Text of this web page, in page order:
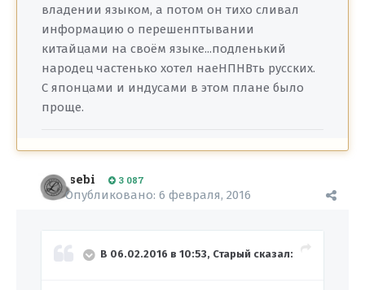
владении языком, а потом он тихо сливал
информацию о перешенптывании
китайцами на своём языке...подленький
народец частенько хотел наеНПНВть русских.
С японцами и индусами в этом плане было
проще.
sebi 3 087
Опубликовано: 6 февраля, 2016
В 06.02.2016 в 10:53, Старый сказал: